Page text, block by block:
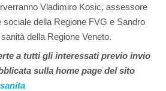
Vladimiro Kosic, assessore
sociale della Regione FVG e Sandro
della Regione Veneto.
a tutti gli interessati previo invio
sulla home page del sito